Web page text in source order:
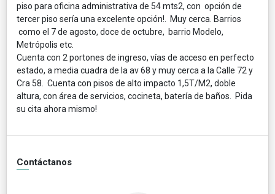
piso para oficina administrativa de 54 mts2, con opción de
tercer piso sería una excelente opción!. Muy cerca. Barrios
como el 7 de agosto, doce de octubre, barrio Modelo,
Metrópolis etc.
Cuenta con 2 portones de ingreso, vías de acceso en perfecto
estado, a media cuadra de la av 68 y muy cerca a la Calle 72 y
Cra 58. Cuenta con pisos de alto impacto 1,5T/M2, doble
altura, con área de servicios, cocineta, batería de baños. Pida
su cita ahora mismo!
Contáctanos